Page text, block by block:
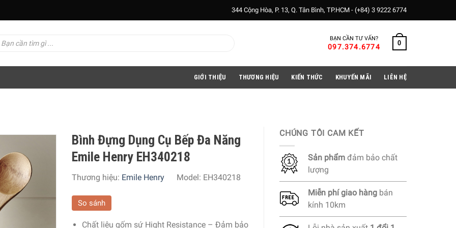
344 Cộng Hòa, P. 13, Q. Tân Bình, TP.HCM - (+84) 3 9222 6774
BẠN CẦN TƯ VẤN?
097.374.6774 0
GIỚI THIỆU THƯƠNG HIỆU KIẾN THỨC KHUYẾN MÃI LIÊN HỆ
Bình Đựng Dụng Cụ Bếp Đa Năng
Emile Henry EH340218
Thương hiệu: Emile Henry Model: EH340218
So sánh
Chất liệu gốm sứ Hight Resistance – Đảm bảo
CHÚNG TÔI CAM KẾT
Sản phẩm đảm bảo chất
lượng
Miễn phígiao hàng bán
kính 10km